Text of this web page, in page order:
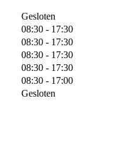
Gesloten
08:30 - 17:30
08:30 - 17:30
08:30 - 17:30
08:30 - 17:30
08:30 - 17:00
Gesloten